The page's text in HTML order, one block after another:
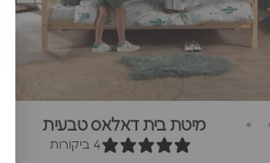
מיטת בית דאלאס טבעית
4 ביקורות